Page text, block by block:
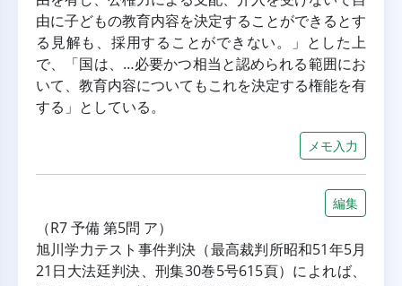
由に子どもの教育内容を決定することができるとす
る見解も、採用することができない。」とした上
で、「国は、…必要かつ相当と認められる範囲にお
いて、教育内容についてもこれを決定する権能を有
する」としている。
メモ入力
編集
（R7 予備 第5問 ア）
旭川学力テスト事件判決（最高裁判所昭和51年5月
21日大法廷判決、刑集30巻5号615頁）によれば、